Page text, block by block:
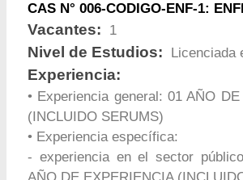
CAS N° 006-CODIGO-ENF-1:
Vacantes: 1
Nivel de Estudios: Licenciada
Experiencia:
• Experiencia general: 01 AÑO
(INCLUIDO SERUMS)
• Experiencia específica:
- experiencia en el sector